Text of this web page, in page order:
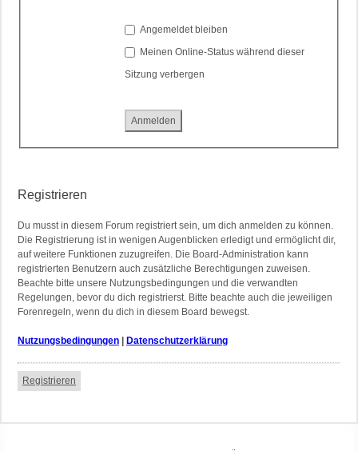
Angemeldet bleiben
Meinen Online-Status während dieser
Sitzung verbergen
Registrieren
Du musst in diesem Forum registriert sein, um dich anmelden zu können.
Die Registrierung ist in wenigen Augenblicken erledigt und ermöglicht dir,
auf weitere Funktionen zuzugreifen. Die Board-Administration kann
registrierten Benutzern auch zusätzliche Berechtigungen zuweisen.
Beachte bitte unsere Nutzungsbedingungen und die verwandten
Regelungen, bevor du dich registrierst. Bitte beachte auch die jeweiligen
Forenregeln, wenn du dich in diesem Board bewegst.
Nutzungsbedingungen Datenschutzerklärung
Registrieren